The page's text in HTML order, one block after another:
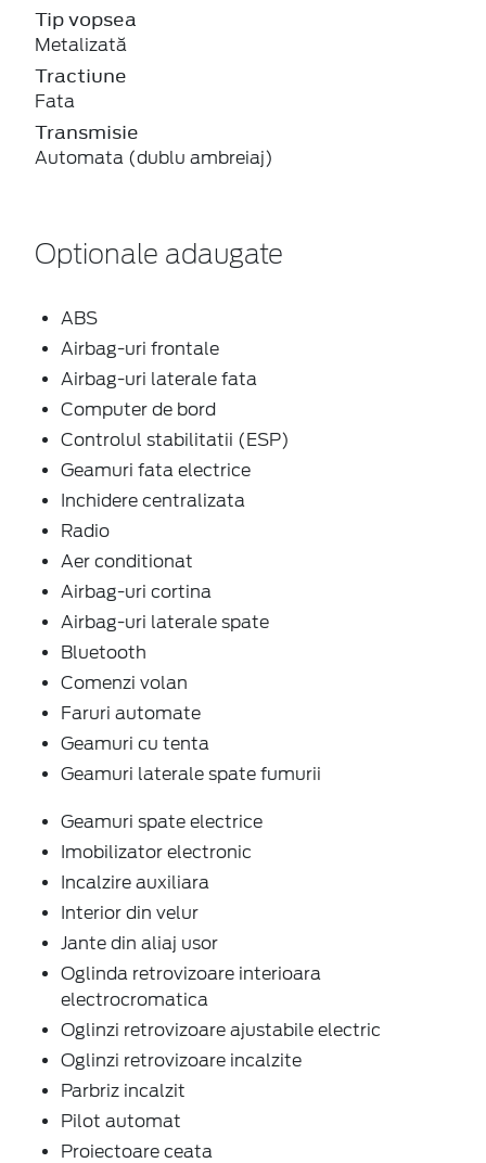
Tip vopsea
Metalizată
Tractiune
Fata
Transmisie
Automata (dublu ambreiaj)
Optionale adaugate
ABS
Airbag-uri frontale
Airbag-uri laterale fata
Computer de bord
Controlul stabilitatii (ESP)
Geamuri fata electrice
Inchidere centralizata
Radio
Aer conditionat
Airbag-uri cortina
Airbag-uri laterale spate
Bluetooth
Comenzi volan
Faruri automate
Geamuri cu tenta
Geamuri laterale spate fumurii
Geamuri spate electrice
Imobilizator electronic
Incalzire auxiliara
Interior din velur
Jante din aliaj usor
Oglinda retrovizoare interioara
electrocromatica
Oglinzi retrovizoare ajustabile electric
Oglinzi retrovizoare incalzite
Parbriz incalzit
Pilot automat
Proiectoare ceata